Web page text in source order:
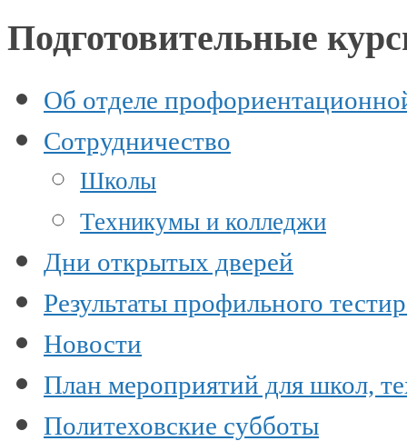
Подготовительные
Об отделе
Сотрудничество
Школы
Техникумы и колледжи
Дни открытых дверей
Результаты профильного
Новости
План мероприятий для школ,
Политеховские субботы